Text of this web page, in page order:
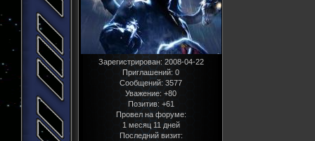
Зарегистрирован: 2008-04-22
Приглашений: 0
Сообщений: 3577
Уважение: +80
Позитив: +61
Провел на форуме:
1 месяц 11 дней
Последний визит: